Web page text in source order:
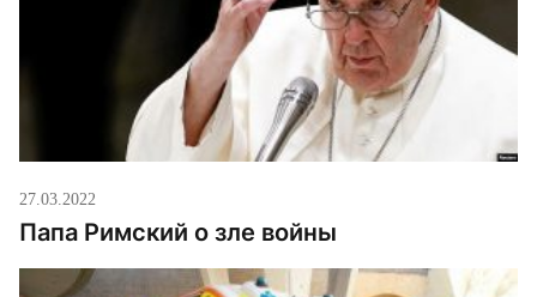
27.03.2022
Папа Римский о зле войны